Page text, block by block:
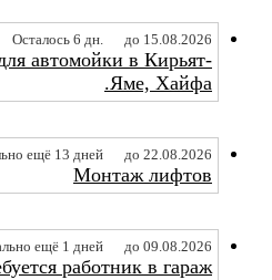
Осталось 6 дн. до 15.08.2026
автомойки в Кирьят-
Яме, Хайфа.
ещё 13 дней до 22.08.2026
Монтаж лифтов
ещё 1 дней до 09.08.2026
работник в гараж